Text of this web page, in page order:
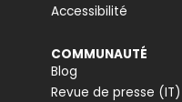
Accessibilité
COMMUNAUTÉ
Blog
Revue de presse (IT)